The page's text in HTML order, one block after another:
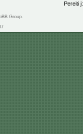
Pereiti į:
Group.